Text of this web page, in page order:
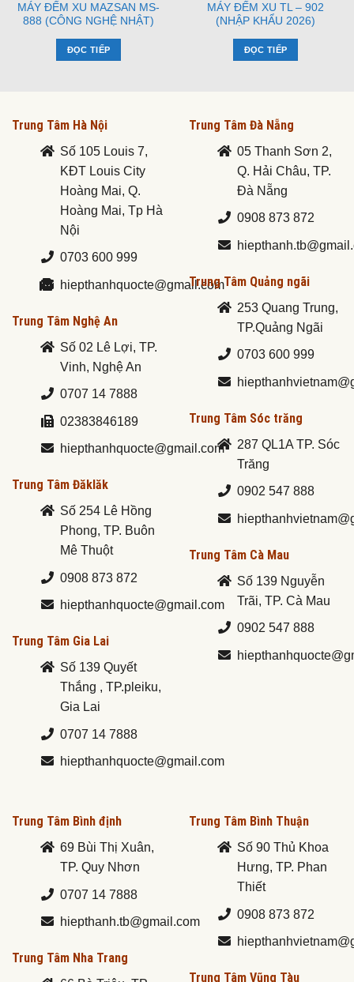
MÁY ĐẾM XU MAZSAN MS-
888 (CÔNG NGHỆ NHẬT)
ĐỌC TIẾP
MÁY ĐẾM XU TL – 902
(NHẬP KHẨU 2026)
ĐỌC TIẾP
Trung Tâm Hà Nội
Số 105 Louis 7,
KĐT Louis City
Hoàng Mai, Q.
Hoàng Mai, Tp Hà
Nội
0703 600 999
hiepthanhquocte@gmail.com
Trung Tâm Nghệ An
Số 02 Lê Lợi, TP.
Vinh, Nghệ An
0707 14 7888
02383846189
hiepthanhquocte@gmail.com
Trung Tâm Đăklăk
Số 254 Lê Hồng
Phong, TP. Buôn
Mê Thuột
0908 873 872
hiepthanhquocte@gmail.com
Trung Tâm Gia Lai
Số 139 Quyết
Thắng , TP.pleiku,
Gia Lai
0707 14 7888
hiepthanhquocte@gmail.com
Trung Tâm Đà Nẵng
05 Thanh Sơn 2,
Q. Hải Châu, TP.
Đà Nẵng
0908 873 872
Trung Tâm Quảng ngãi
253 Quang Trung,
TP.Quảng Ngãi
0703 600 999
Trung Tâm Sóc trăng
287 QL1A TP. Sóc
Trăng
0902 547 888
Trung Tâm Cà Mau
Số 139 Nguyễn
Trãi, TP. Cà Mau
0902 547 888
Trung Tâm Bình định
69 Bùi Thị Xuân,
TP. Quy Nhơn
0707 14 7888
hiepthanh.tb@gmail.com
Trung Tâm Nha Trang
Trung Tâm Bình Thuận
Số 90 Thủ Khoa
Hưng, TP. Phan
Thiết
0908 873 872
Trung Tâm Vũng Tàu